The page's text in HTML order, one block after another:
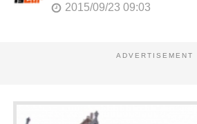
2015/09/23 09:03
ADVERTISEMENT